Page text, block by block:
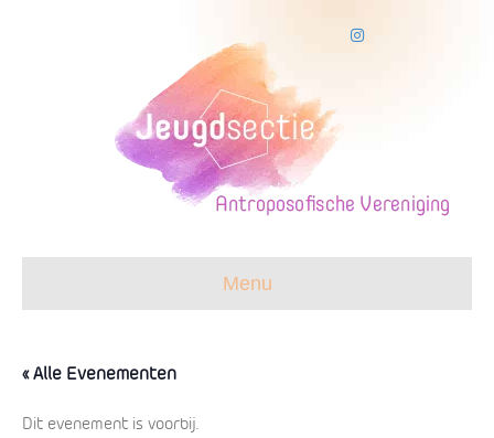
Menu
« Alle Evenementen
Dit evenement is voorbij.